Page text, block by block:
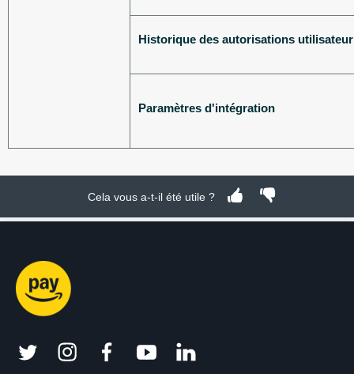
Historique des autorisations utilisateur
Paramètres d'intégration
Cela vous a-t-il été utile ?
twitter instagramfacebookyoutubelinkedin